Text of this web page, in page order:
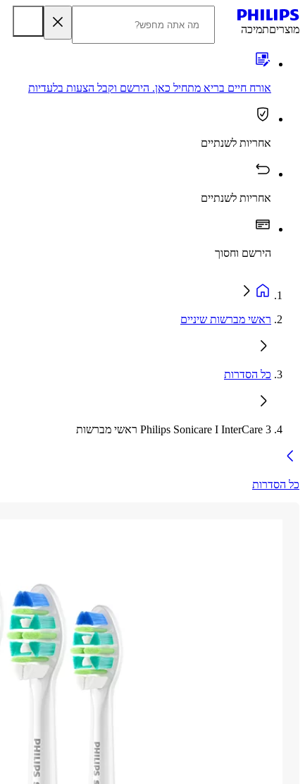
מוצריםתמיכה
אורח חיים בריא מתחיל כאן. הירשם וקבל הצעות בלעדיות
אחריות לשנתיים
אחריות לשנתיים
הירשם וחסוך
ראשי מברשות שיניים
כל הסדרות
Philips Sonicare I InterCare 3 ראשי מברשות
כל הסדרות